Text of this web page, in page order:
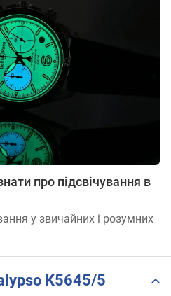
про підсвічування в
у звичайних і розумних
K5645/5